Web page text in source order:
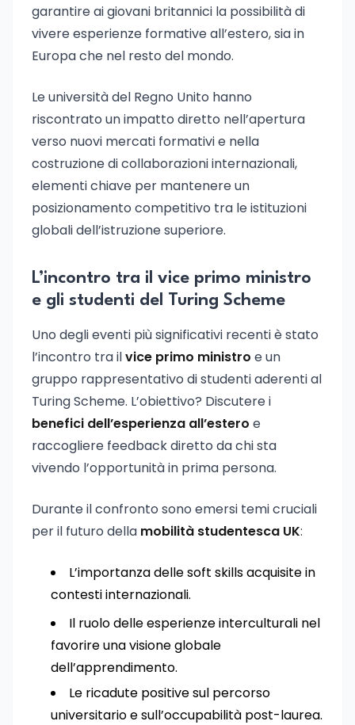
garantire ai giovani britannici la possibilità di
vivere esperienze formative all’estero, sia in
Europa che nel resto del mondo.
Le università del Regno Unito hanno
riscontrato un impatto diretto nell’apertura
verso nuovi mercati formativi e nella
costruzione di collaborazioni internazionali,
elementi chiave per mantenere un
posizionamento competitivo tra le istituzioni
globali dell’istruzione superiore.
L’incontro tra il vice primo ministro
e gli studenti del Turing Scheme
Uno degli eventi più significativi recenti è stato
l’incontro tra ilvice primo ministro e un
gruppo rappresentativo di studenti aderenti al
Turing Scheme. L’obiettivo? Discutere i
benefici dell’esperienza all’estero e
raccogliere feedback diretto da chi sta
vivendo l’opportunità in prima persona.
Durante il confronto sono emersi temi cruciali
per il futuro della mobilità studentesca UK:
L’importanza delle soft skills acquisite in
contesti internazionali.
Il ruolo delle esperienze interculturali nel
favorire una visione globale
dell’apprendimento.
Le ricadute positive sul percorso
universitario e sull’occupabilità post-laurea.